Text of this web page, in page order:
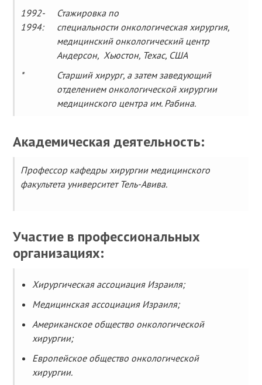
1992-
1994:
Стажировка по
специальности онкологическая хирургия,
медицинский онкологический центр
Андерсон, Хьюстон, Техас, США
*
Старший хирург, а затем заведующий
отделением онкологической хирургии
медицинского центра им. Рабина.
Академическая деятельность:
Профессор кафедры хирургии медицинского
факультета университет Тель-Авива.
Участие в профессиональных
организациях:
Хирургическая ассоциация Израиля;
Медицинская ассоциация Израиля;
Американское общество онкологической
хирургии;
Европейское общество онкологической
хирургии.